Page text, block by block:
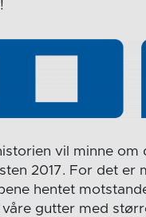
vil minne
2017. For det er
hentet
gutter med